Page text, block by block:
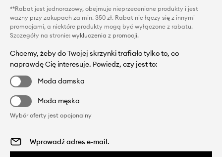
**Rabat jest jednorazowy, obejmuje nieprzecenione produkty i jest
ważny przy zakupach za min. 350 zł. Rabat nie łączy się z innymi
promocjami, a niektóre produkty mogą być wyłączone z rabatu.
Szczegóły na stronie: wykluczenia z promocji.
Chcemy, żeby do Twojej skrzynki trafiało tylko to, co
naprawdę Cię interesuje. Powiedz, czy jest to:
Moda damska
Moda męska
Wybór oferty jest opcjonalny